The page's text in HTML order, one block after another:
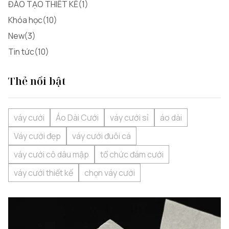
ĐÀO TẠO THIẾT KẾ(1)
Khóa học(10)
New(3)
Tin tức(10)
Thẻ nổi bật
váy cưới Áo Dài Cưới váy cưới sỉ
áo dài
Váy cưới đẹp
váy cưới đuôi cá
váy cưới cô dâu mập
tổ chức đám cưới
váy cưới thiết kế
chọn váy cưới